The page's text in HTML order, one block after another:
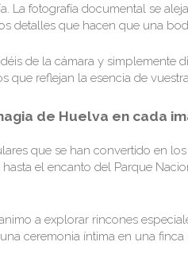
La fotografía documental se
detalles que hacen que una
de la cámara y simplemente
que reflejan la esencia de
de Huelva en cada
que se han convertido en
el encanto del Parque
a explorar rincones
ceremonia íntima en una